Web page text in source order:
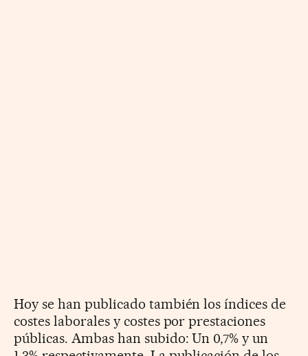
Hoy se han publicado también los índices de
costes laborales y costes por prestaciones
públicas. Ambas han subido: Un 0,7% y un